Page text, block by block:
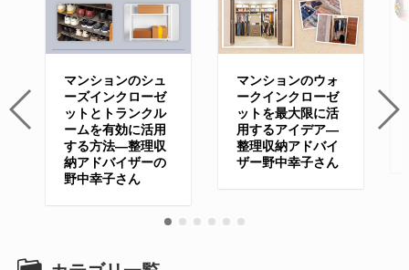
マンションのシュ
ーズインクローゼ
ットとトランクル
ームを有効に活用
する方法—整理収
納アドバイザーの
野中幸子さん
マンションのウォ
ークインクローゼ
ットを最大限に活
用するアイデア—
整理収納アドバイ
ザー野中幸子さん